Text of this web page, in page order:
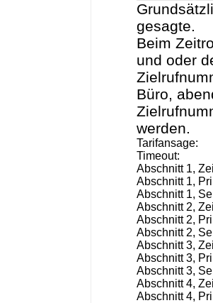
gesagte.
Beim
und oder
Büro,
werden.
Tarifansage:
Timeout:
Abschnitt 1,
Abschnitt 1,
Abschnitt 1,
Abschnitt 2,
Abschnitt 2,
Abschnitt 2,
Abschnitt 3,
Abschnitt 3,
Abschnitt 3,
Abschnitt 4,
Abschnitt 4,